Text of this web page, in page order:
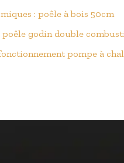
: poêle à bois 50cm
poêle godin double
pompe à